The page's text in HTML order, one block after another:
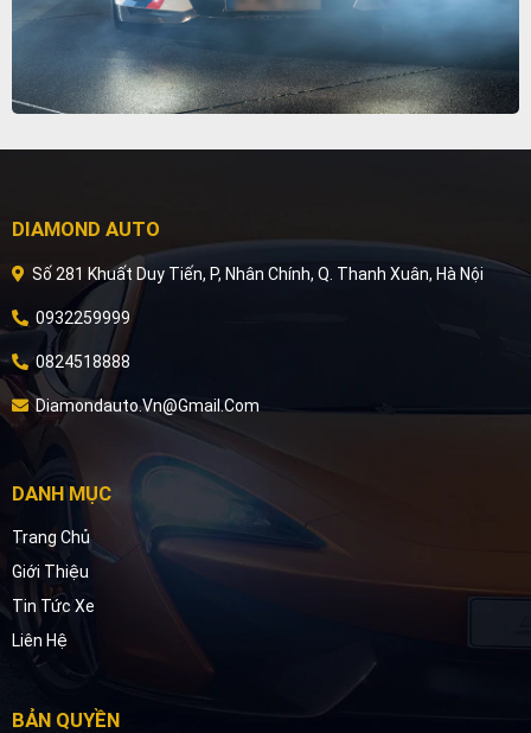
DIAMOND AUTO
Số 281 Khuất Duy Tiến, P, Nhân Chính, Q. Thanh Xuân, Hà Nội
0932259999
0824518888
Diamondauto.vn@gmail.com
DANH MỤC
Trang Chủ
Giới Thiệu
Tin Tức Xe
Liên Hệ
BẢN QUYỀN